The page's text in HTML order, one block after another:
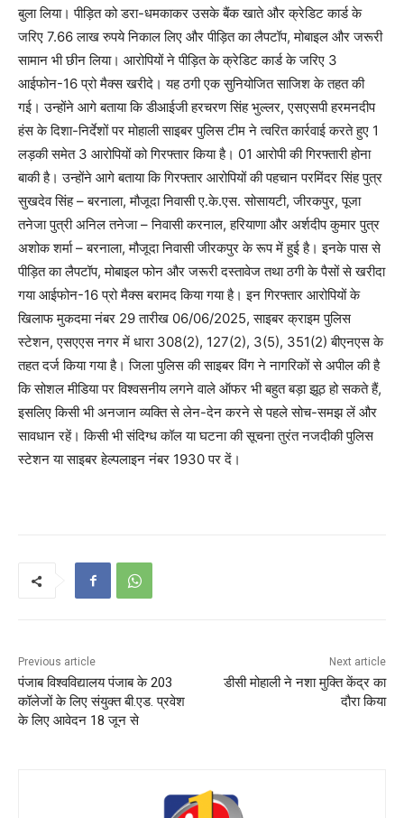
बुला लिया। पीड़ित को डरा-धमकाकर उसके बैंक खाते और क्रेडिट कार्ड के
जरिए 7.66 लाख रुपये निकाल लिए और पीड़ित का लैपटॉप, मोबाइल और जरूरी
सामान भी छीन लिया। आरोपियों ने पीड़ित के क्रेडिट कार्ड के जरिए 3
आईफोन-16 प्रो मैक्स खरीदे। यह ठगी एक सुनियोजित साजिश के तहत की
गई। उन्होंने आगे बताया कि डीआईजी हरचरण सिंह भुल्लर, एसएसपी हरमनदीप
हंस के दिशा-निर्देशों पर मोहाली साइबर पुलिस टीम ने त्वरित कार्रवाई करते हुए 1
लड़की समेत 3 आरोपियों को गिरफ्तार किया है। 01 आरोपी की गिरफ्तारी होना
बाकी है। उन्होंने आगे बताया कि गिरफ्तार आरोपियों की पहचान परमिंदर सिंह पुत्र
सुखदेव सिंह – बरनाला, मौजूदा निवासी ए.के.एस. सोसायटी, जीरकपुर, पूजा
तनेजा पुत्री अनिल तनेजा – निवासी करनाल, हरियाणा और अर्शदीप कुमार पुत्र
अशोक शर्मा – बरनाला, मौजूदा निवासी जीरकपुर के रूप में हुई है। इनके पास से
पीड़ित का लैपटॉप, मोबाइल फोन और जरूरी दस्तावेज तथा ठगी के पैसों से खरीदा
गया आईफोन-16 प्रो मैक्स बरामद किया गया है। इन गिरफ्तार आरोपियों के
खिलाफ मुकदमा नंबर 29 तारीख 06/06/2025, साइबर क्राइम पुलिस
स्टेशन, एसएएस नगर में धारा 308(2), 127(2), 3(5), 351(2) बीएनएस के
तहत दर्ज किया गया है। जिला पुलिस की साइबर विंग ने नागरिकों से अपील की है
कि सोशल मीडिया पर विश्वसनीय लगने वाले ऑफर भी बहुत बड़ा झूठ हो सकते हैं,
इसलिए किसी भी अनजान व्यक्ति से लेन-देन करने से पहले सोच-समझ लें और
सावधान रहें। किसी भी संदिग्ध कॉल या घटना की सूचना तुरंत नजदीकी पुलिस
स्टेशन या साइबर हेल्पलाइन नंबर 1930 पर दें।
Previous article
पंजाब विश्वविद्यालय पंजाब के 203
कॉलेजों के लिए संयुक्त बी.एड. प्रवेश
के लिए आवेदन 18 जून से
Next article
डीसी मोहाली ने नशा मुक्ति केंद्र का
दौरा किया